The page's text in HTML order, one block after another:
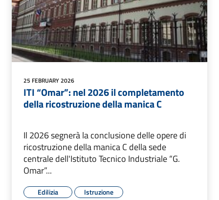
25 FEBRUARY 2026
ITI “Omar”: nel 2026 il completamento
della ricostruzione della manica C
Il 2026 segnerà la conclusione delle opere di
ricostruzione della manica C della sede
centrale dell'Istituto Tecnico Industriale “G.
Omar”...
Edilizia Istruzione